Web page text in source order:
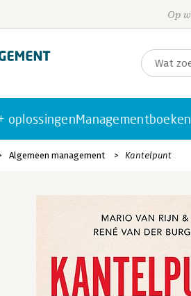
Op
oplossingenManagementboeken
Algemeen management Kantelpunt